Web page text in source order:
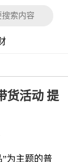
货活动 提
为主题的普